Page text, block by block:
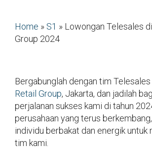
Home » S1 » Lowongan Telesales
Group 2024
Bergabunglah dengan tim Telesales
Retail Group, Jakarta, dan jadilah
perjalanan sukses kami di tahun
perusahaan yang terus
individu berbakat dan energik untuk
tim kami.